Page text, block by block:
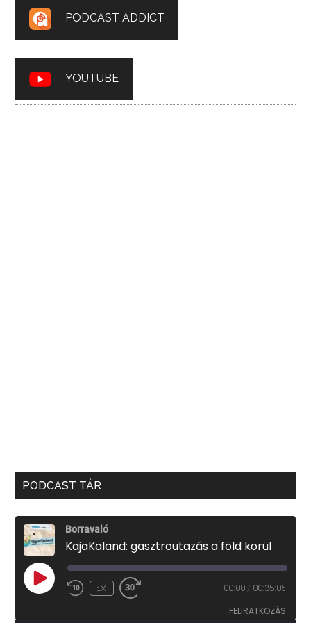
PODCAST ADDICT
YOUTUBE
PODCAST TÁR
Borravaló
KajaKaland: gasztroutazás a föld körül
PLAY
EPISODE
1X 00:00 / 00:35:05
FELIRATKOZÁS